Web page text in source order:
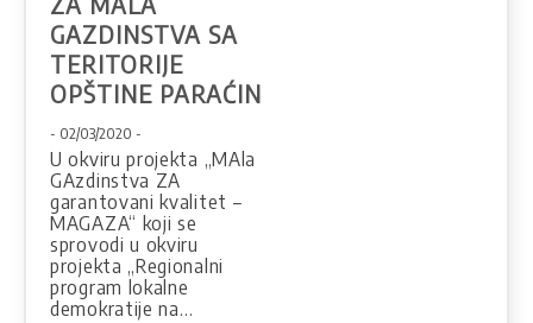
GAZDINSTVA SA
TERITORIJE
OPŠTINE PARAĆIN
- 02/03/2020 -
U okviru projekta „MAla
GAzdinstva ZA
garantovani kvalitet –
MAGAZA“ koji se
sprovodi u okviru
projekta „Regionalni
program lokalne
demokratije na…